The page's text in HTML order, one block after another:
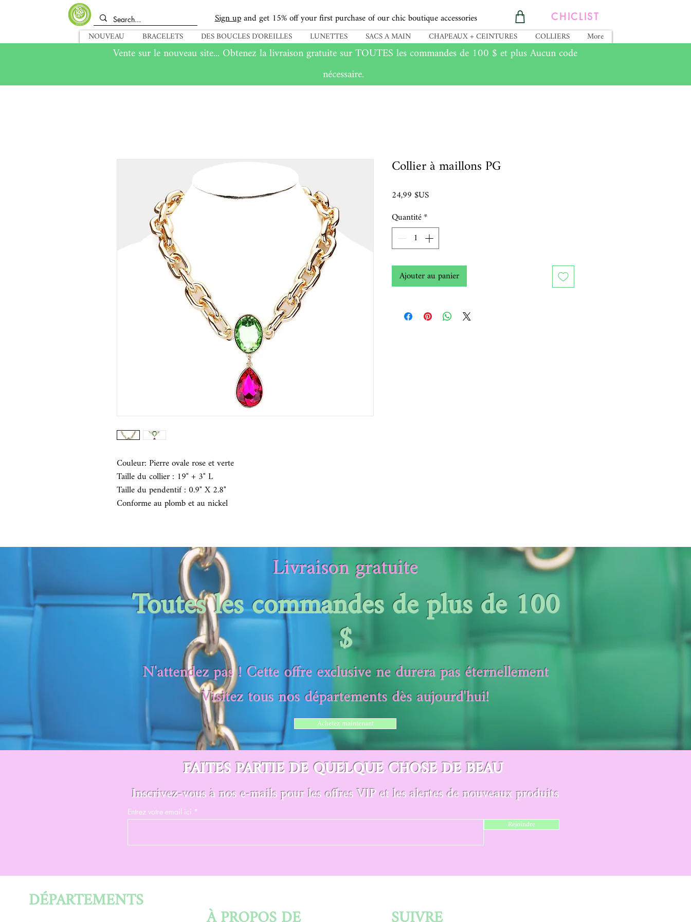
Sign upand get 15% off your first purchase of our chic boutique accessories CHICLIST
NOUVEAU BRACELETS DES BOUCLES D'OREILLES LUNETTES SACS A MAIN CHAPEAUX + CEINTURES COLLIERS More
Vente sur le nouveau site... Obtenez la livraison gratuite surTOUTESles commandes de 100 $ et plus Aucun code
nécessaire.
Couleur: Pierre ovale rose et verte
Taille du collier : 19" + 3" L
Taille du pendentif : 0.9" X 2.8"
Conforme au plomb et au nickel
Collier à maillons PG
24,99 $USPrix
Quantité*
Ajouter au panier
Livraison gratuite
Toutes les commandes de plus de 100
$
N'attendez pas ! Cette offre exclusive ne durera pas éternellement
Visitez tous nos départements dès aujourd'hui!
Achetez maintenant
FAITES PARTIE DE QUELQUE CHOSE DE BEAU
Inscrivez-vous à nos e-mails pour les offres VIP et les alertes de nouveaux produits
Entrez votre email ici
Rejoindre
DÉPARTEMENTS